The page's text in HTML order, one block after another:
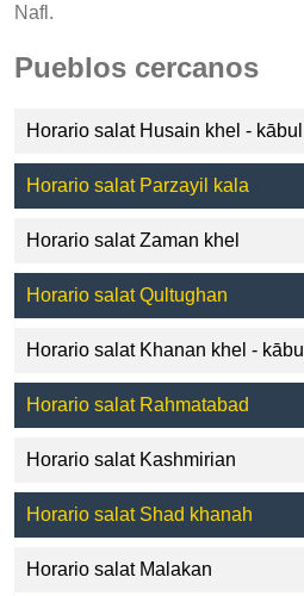
Nafl.
Pueblos cercanos
Horario salat Husain khel - kābul
Horario salat Parzayil kala
Horario salat Zaman khel
Horario salat Qultughan
Horario salat Khanan khel - kābul
Horario salat Rahmatabad
Horario salat Kashmirian
Horario salat Shad khanah
Horario salat Malakan